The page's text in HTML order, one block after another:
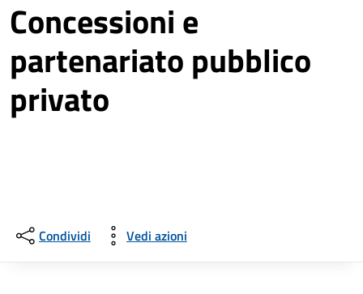
Concessioni e
partenariato pubblico
privato
Condividi Vedi azioni